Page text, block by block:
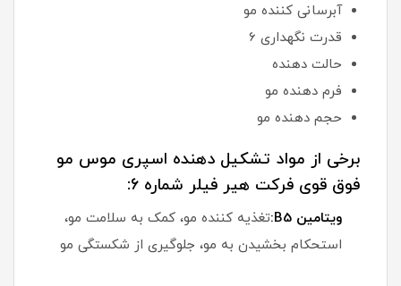
آبرسانی کننده مو
قدرت نگهداری 6
حالت دهنده
فرم دهنده مو
حجم دهنده مو
برخی از مواد تشکیل دهنده اسپری موس مو
فوق قوی فرکت هیر فیلر شماره 6:
ویتامین B5:
تغذیه کننده مو، کمک به سلامت مو،
استحکام بخشیدن به مو، جلوگیری از شکستگی مو